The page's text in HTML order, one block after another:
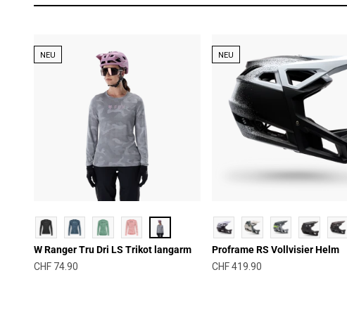
NEU
W Ranger Tru Dri LS Trikot langarm
Angebot
CHF 74.90
NEU
Proframe RS Vollvisier Helm
Angebot
CHF 419.90